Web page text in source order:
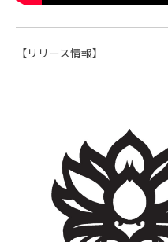
【リリース情報】